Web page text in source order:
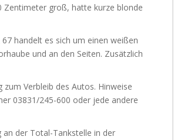
Zentimeter groß, hatte kurze blonde
handelt es sich um einen weißen
und an den Seiten. Zusätzlich
Verbleib des Autos. Hinweise
03831/245-600 oder jede andere
der Total-Tankstelle in der